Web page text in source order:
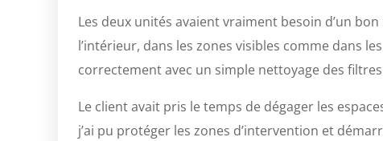
Les deux unités avaient vraiment besoin d’un
l’intérieur, dans les zones visibles comme dans
correctement avec un simple nettoyage des
Le client avait pris le temps de dégager les
j’ai pu protéger les zones d’intervention et